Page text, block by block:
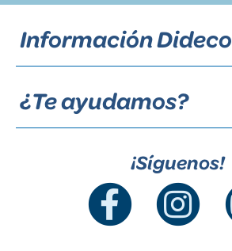
Información Dideco
¿Te ayudamos?
¡Síguenos!